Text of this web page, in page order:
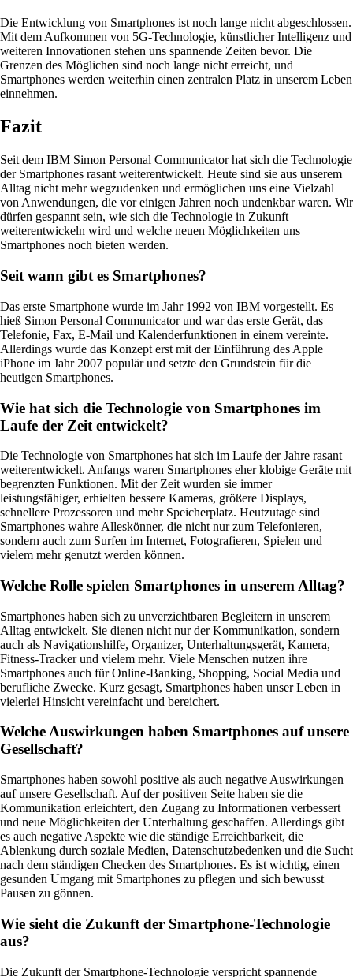
Die Entwicklung von Smartphones ist noch lange nicht abgeschlossen.
Mit dem Aufkommen von 5G-Technologie, künstlicher Intelligenz und
weiteren Innovationen stehen uns spannende Zeiten bevor. Die
Grenzen des Möglichen sind noch lange nicht erreicht, und
Smartphones werden weiterhin einen zentralen Platz in unserem Leben
einnehmen.
Fazit
Seit dem IBM Simon Personal Communicator hat sich die Technologie
der Smartphones rasant weiterentwickelt. Heute sind sie aus unserem
Alltag nicht mehr wegzudenken und ermöglichen uns eine Vielzahl
von Anwendungen, die vor einigen Jahren noch undenkbar waren. Wir
dürfen gespannt sein, wie sich die Technologie in Zukunft
weiterentwickeln wird und welche neuen Möglichkeiten uns
Smartphones noch bieten werden.
Seit wann gibt es Smartphones?
Das erste Smartphone wurde im Jahr 1992 von IBM vorgestellt. Es
hieß Simon Personal Communicator und war das erste Gerät, das
Telefonie, Fax, E-Mail und Kalenderfunktionen in einem vereinte.
Allerdings wurde das Konzept erst mit der Einführung des Apple
iPhone im Jahr 2007 populär und setzte den Grundstein für die
heutigen Smartphones.
Wie hat sich die Technologie von Smartphones im
Laufe der Zeit entwickelt?
Die Technologie von Smartphones hat sich im Laufe der Jahre rasant
weiterentwickelt. Anfangs waren Smartphones eher klobige Geräte mit
begrenzten Funktionen. Mit der Zeit wurden sie immer
leistungsfähiger, erhielten bessere Kameras, größere Displays,
schnellere Prozessoren und mehr Speicherplatz. Heutzutage sind
Smartphones wahre Alleskönner, die nicht nur zum Telefonieren,
sondern auch zum Surfen im Internet, Fotografieren, Spielen und
vielem mehr genutzt werden können.
Welche Rolle spielen Smartphones in unserem Alltag?
Smartphones haben sich zu unverzichtbaren Begleitern in unserem
Alltag entwickelt. Sie dienen nicht nur der Kommunikation, sondern
auch als Navigationshilfe, Organizer, Unterhaltungsgerät, Kamera,
Fitness-Tracker und vielem mehr. Viele Menschen nutzen ihre
Smartphones auch für Online-Banking, Shopping, Social Media und
berufliche Zwecke. Kurz gesagt, Smartphones haben unser Leben in
vielerlei Hinsicht vereinfacht und bereichert.
Welche Auswirkungen haben Smartphones auf unsere
Gesellschaft?
Smartphones haben sowohl positive als auch negative Auswirkungen
auf unsere Gesellschaft. Auf der positiven Seite haben sie die
Kommunikation erleichtert, den Zugang zu Informationen verbessert
und neue Möglichkeiten der Unterhaltung geschaffen. Allerdings gibt
es auch negative Aspekte wie die ständige Erreichbarkeit, die
Ablenkung durch soziale Medien, Datenschutzbedenken und die Sucht
nach dem ständigen Checken des Smartphones. Es ist wichtig, einen
gesunden Umgang mit Smartphones zu pflegen und sich bewusst
Pausen zu gönnen.
Wie sieht die Zukunft der Smartphone-Technologie
aus?
Die Zukunft der Smartphone-Technologie verspricht spannende